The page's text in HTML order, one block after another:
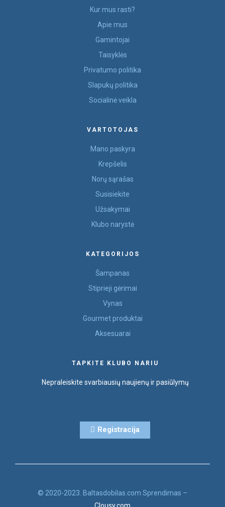
Kur mus rasti?
Apie mus
Gamintojai
Taisyklės
Privatumo politika
Slapukų politika
Socialinė veikla
VARTOTOJAS
Mano paskyra
Krepšelis
Norų sąrašas
Susisiekite
Užsakymai
Klubo narystė
KATEGORIJOS
Šampanas
Stiprieji gėrimai
Vynas
Gourmet produktai
Aksesuarai
TAPKITE KLUBO NARIU
Nepraleiskite svarbiausių naujienų ir pasiūlymų
Registracija
© 2020-2023. Baltasdobilas.com Sprendimas –
Clousy.com